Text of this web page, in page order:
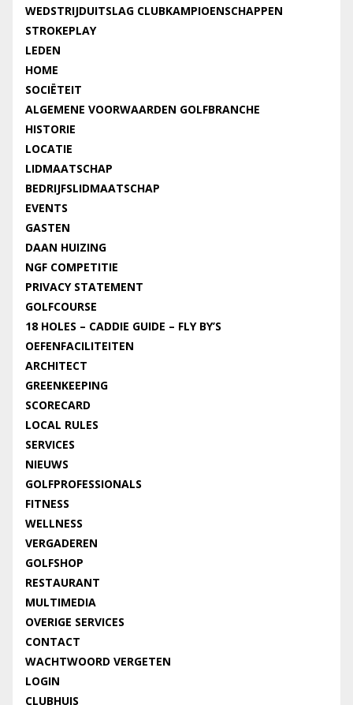
WEDSTRIJDUITSLAG CLUBKAMPIOENSCHAPPEN
STROKEPLAY
LEDEN
HOME
SOCIËTEIT
ALGEMENE VOORWAARDEN GOLFBRANCHE
HISTORIE
LOCATIE
LIDMAATSCHAP
BEDRIJFSLIDMAATSCHAP
EVENTS
GASTEN
DAAN HUIZING
NGF COMPETITIE
PRIVACY STATEMENT
GOLFCOURSE
18 HOLES – CADDIE GUIDE – FLY BY’S
OEFENFACILITEITEN
ARCHITECT
GREENKEEPING
SCORECARD
LOCAL RULES
SERVICES
NIEUWS
GOLFPROFESSIONALS
FITNESS
WELLNESS
VERGADEREN
GOLFSHOP
RESTAURANT
MULTIMEDIA
OVERIGE SERVICES
CONTACT
WACHTWOORD VERGETEN
LOGIN
CLUBHUIS